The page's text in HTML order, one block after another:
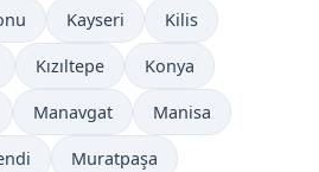
Kayseri Kilis
Kızıltepe Konya
Manavgat Manisa
Muratpaşa